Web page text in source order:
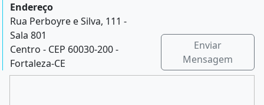
Endereço
Rua Perboyre e Silva, 111 -
Sala 801
Centro - CEP 60030-200 -
Fortaleza-CE
Enviar
Mensagem